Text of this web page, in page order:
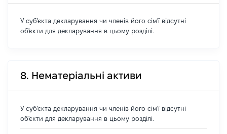
У суб'єкта декларування чи членів його сім'ї відсутні
об'єкти для декларування в цьому розділі.
8. Нематеріальні активи
У суб'єкта декларування чи членів його сім'ї відсутні
об'єкти для декларування в цьому розділі.